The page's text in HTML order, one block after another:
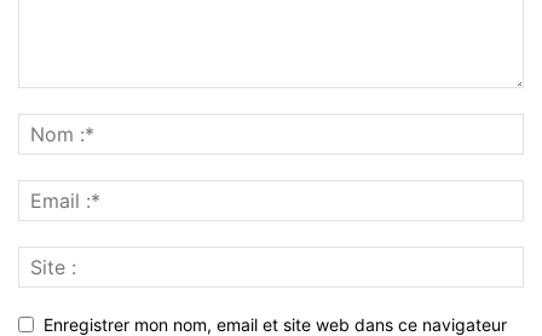
Enregistrer mon nom, email et site web dans ce navigateur